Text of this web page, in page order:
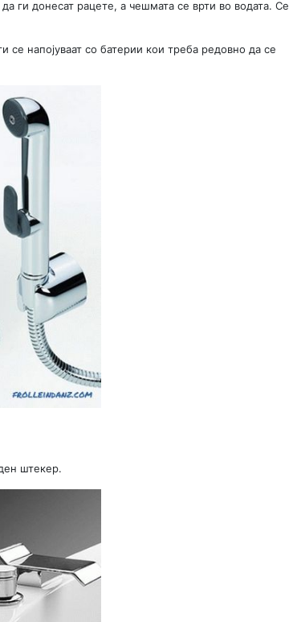
ги донесат рацете, а чешмата се врти во водата. Се
напојуваат со батерии кои треба редовно да се
штекер.